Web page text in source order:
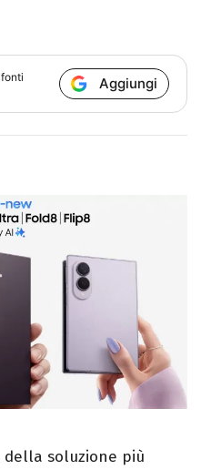
Aggiungi
soluzione più